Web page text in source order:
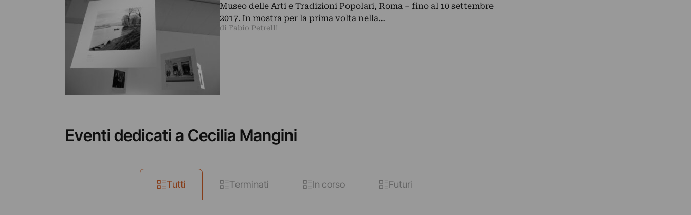
Museo delle Arti e Tradizioni Popolari, Roma – fino al 10 settembre
2017. In mostra per la prima volta nella…
di Fabio Petrelli
Eventi dedicati a Cecilia Mangini
Tutti Terminati In corso Futuri